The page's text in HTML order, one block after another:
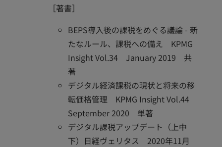
［著書］
BEPS導入後の課税をめぐる議論 - 新
たなルール、課税への備え KPMG
Insight Vol.34 January 2019 共
著
デジタル経済課税の現状と将来の移
転価格管理 KPMG Insight Vol.44
September 2020 単著
デジタル課税アップデート（上中
下）日経ヴェリタス 2020年11月